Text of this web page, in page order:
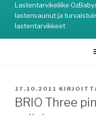
Lastentarvikeliike
lastenvaunut ja
lastentarvikkeet
JULKAISTU
17.10.2011
BRIO Three